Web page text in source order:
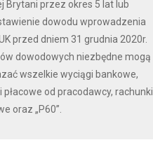
Brytani przez okres 5 lat lub
dowodu wprowadzenia
przed dniem 31 grudnia 2020r.
dowodowych niezbędne mogą
wszelkie wyciągi bankowe,
płacowe od pracodawcy, rachunki
oraz „P60”.